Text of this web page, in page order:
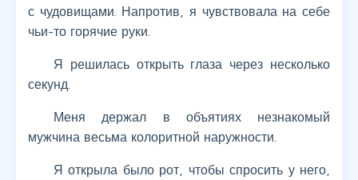
с чудовищами. Напротив, я чувствовала на себе
чьи-то горячие руки.
Я решилась открыть глаза через несколько
секунд.
Меня держал в объятиях незнакомый
мужчина весьма колоритной наружности.
Я открыла было рот, чтобы спросить у него,